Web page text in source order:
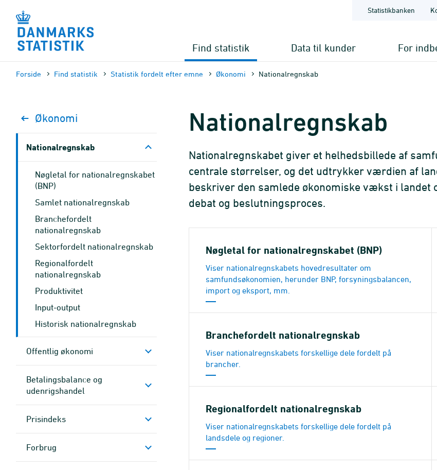
sidens
indhold
Statistikbanken
Find statistik Data til kunder For
Forside Find statistik Statistik fordelt efter emne Økonomi Nationalregnskab
Nationalregnskab
Nationalregnskabet giver et helhedsbillede af
centrale størrelser, og det udtrykker værdien af
beskriver den samlede økonomiske vækst i landet
debat og beslutningsproces.
Nøgletal for nationalregnskabet (BNP)
Viser nationalregnskabets hovedresultater om
samfundsøkonomien, herunder BNP, forsyningsbalancen,
import og eksport, mm.
Branchefordelt nationalregnskab
Viser nationalregnskabets forskellige dele fordelt på
brancher.
Regionalfordelt nationalregnskab
Viser nationalregnskabets forskellige dele fordelt på
landsdele og regioner.
Økonomi
Nationalregnskab
Nøgletal for nationalregnskabet
(BNP)
Samlet nationalregnskab
Branchefordelt
nationalregnskab
Sektorfordelt nationalregnskab
Regionalfordelt
nationalregnskab
Produktivitet
Input-output
Historisk nationalregnskab
Offentlig økonomi
Betalingsbalance og
udenrigshandel
Prisindeks
Forbrug